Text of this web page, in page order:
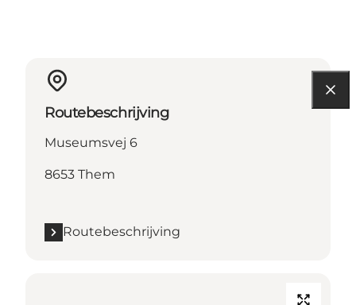
Routebeschrijving
Museumsvej 6
8653 Them
Routebeschrijving